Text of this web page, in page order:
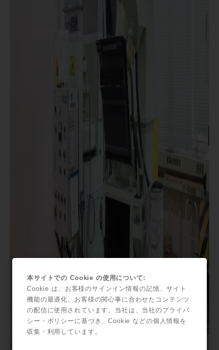
本サイトでの Cookie の使用について:
Cookie は、お客様のサインイン情報の記憶、サイト
機能の最適化、お客様の関心事に合わせたコンテンツ
の配信に使用されています。当社は、当社のプライバ
シー・ポリシーに基づき、Cookie などの個人情報を
収集・利用しています。